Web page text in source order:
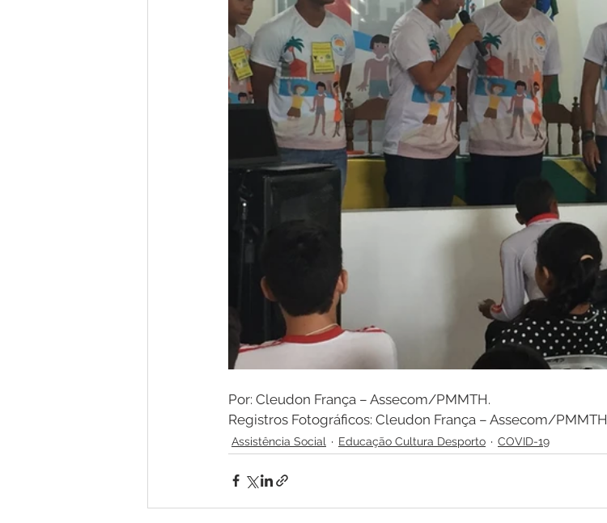
Por: Cleudon França – Assecom/PMMTH.
Registros Fotográficos: Cleudon França – Assecom/PMMTH
Assistência Social Educação Cultura Desporto COVID-19